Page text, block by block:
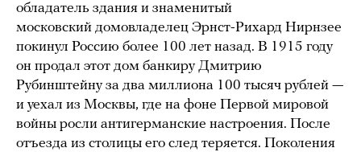
обладатель здания и знаменитый
московский домовладелец Эрнст-Рихард Нирнзее
покинул Россию более 100 лет назад. В 1915 году
он продал этот дом банкиру Дмитрию
Рубинштейну за два миллиона 100 тысяч рублей —
и уехал из Москвы, где на фоне Первой мировой
войны росли антигерманские настроения. После
отъезда из столицы его след теряется. Поколения